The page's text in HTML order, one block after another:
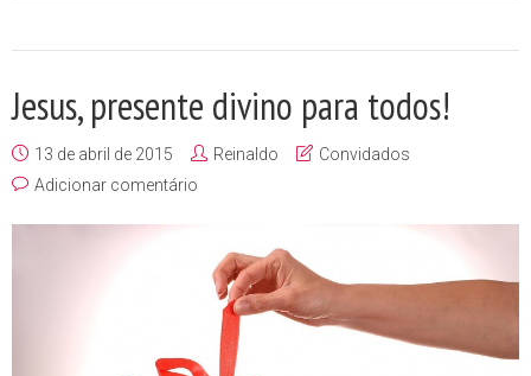
Jesus, presente divino para todos!
13 de abril de 2015 Reinaldo
Convidados
Adicionar comentário